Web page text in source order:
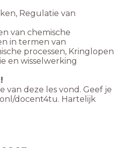
Regulatie van
van chemische
in termen van
processen, Kringlopen
en wisselwerking
van deze les vond. Geef je
docent4tu. Hartelijk